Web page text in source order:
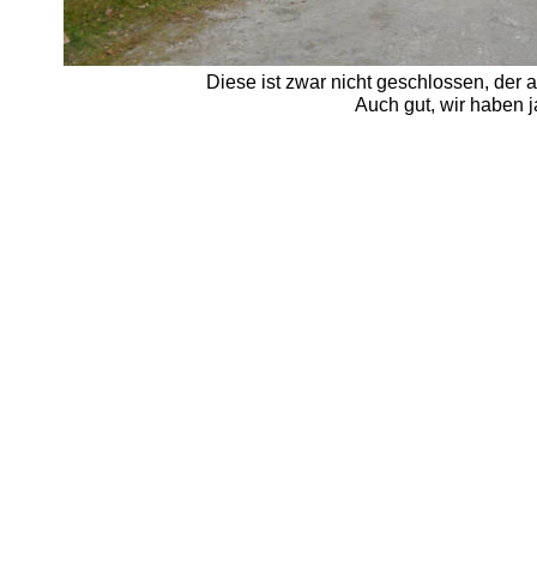
Diese ist zwar nicht geschlossen, der
Auch gut, wir haben